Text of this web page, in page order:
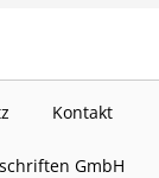
Kontakt
GmbH